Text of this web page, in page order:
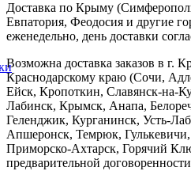
Доставка по Крыму
Евпатория, Феодосия и другие
еженедельно, день доставки
Возможна доставка заказов в г.
Краснодарскому краю (Сочи,
Ейск, Кропоткин, Славянск-на-
Лабинск, Крымск, Анапа,
Геленджик, Курганинск, Усть-
Апшеронск, Темрюк,
Приморско-Ахтарск, Горячий
предварительной